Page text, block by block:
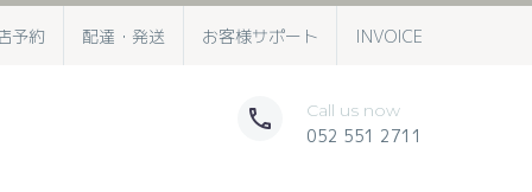
予約 配達・発送 お客様サポート INVOICE
Call us now
052 551 2711